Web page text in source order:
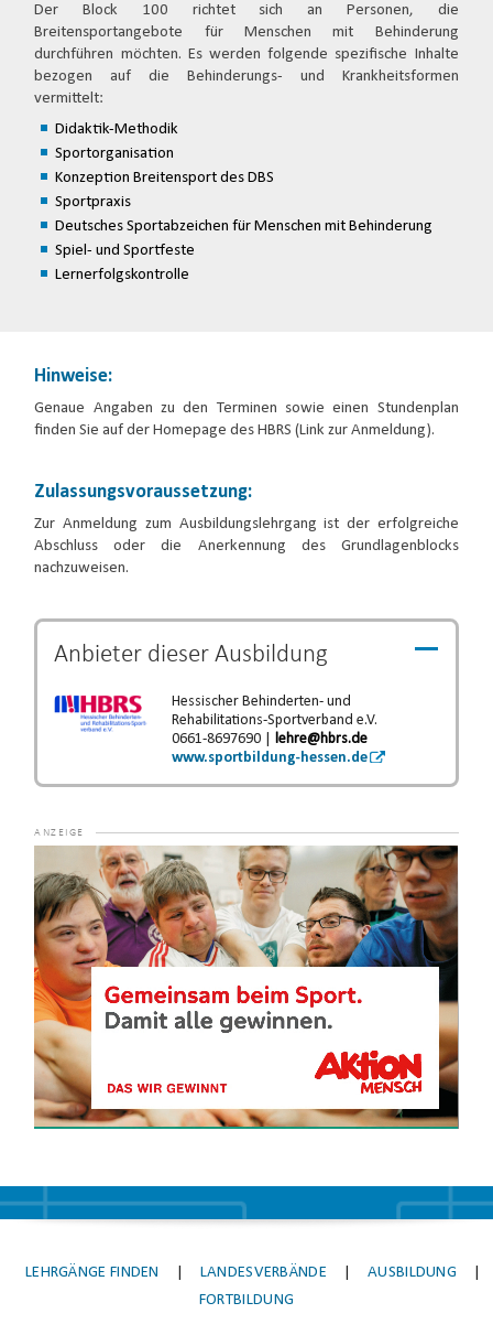
Der Block 100 richtet sich an Personen, die
Breitensportangebote für Menschen mit Behinderung
durchführen möchten. Es werden folgende spezifische Inhalte
bezogen auf die Behinderungs- und Krankheitsformen
vermittelt:
Didaktik-Methodik
Sportorganisation
Konzeption Breitensport des DBS
Sportpraxis
Deutsches Sportabzeichen für Menschen mit Behinderung
Spiel- und Sportfeste
Lernerfolgskontrolle
Hinweise:
Genaue Angaben zu den Terminen sowie einen Stundenplan
finden Sie auf der Homepage des HBRS (Link zur Anmeldung).
Zulassungsvoraussetzung:
Zur Anmeldung zum Ausbildungslehrgang ist der erfolgreiche
Abschluss oder die Anerkennung des Grundlagenblocks
nachzuweisen.
Anbieter dieserAusbildung
Hessischer Behinderten- und
Rehabilitations-Sportverband e.V.
0661-8697690 |
lehre@hbrs.de
www.sportbildung-hessen.de
Player
LEHRGÄNGE FINDEN LANDESVERBÄNDE AUSBILDUNG
FORTBILDUNG